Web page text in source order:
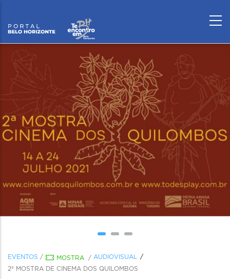
EVENTOS / MOSTRA / AUDIOVISUAL
2ª MOSTRA DE CINEMA DOS QUILOMBOS